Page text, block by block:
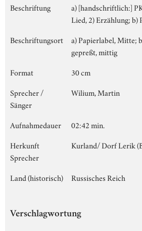
Beschriftung
a) [handschriftlich:]
Lied, 2) Erzählung; b)
Beschriftungsort
a) Papierlabel, Mitte;
gepreßt, mittig
Format
30 cm
Sprecher /
Sänger
Wilium, Martin
Aufnahmedauer
02:42 min.
Herkunft
Sprecher
Kurland/ Dorf Lerik
Land (historisch) Russisches Reich
Verschlagwortung